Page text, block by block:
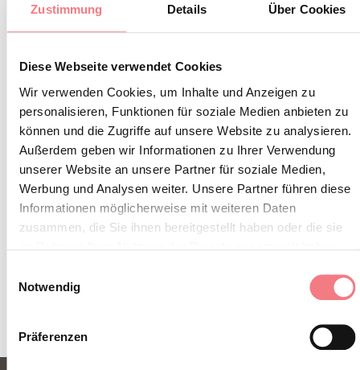
Zustimmung Details Über Cookies
Diese Webseite verwendet Cookies
Wir verwenden Cookies, um Inhalte und Anzeigen zu
personalisieren, Funktionen für soziale Medien anbieten zu
können und die Zugriffe auf unsere Website zu analysieren.
Außerdem geben wir Informationen zu Ihrer Verwendung
unserer Website an unsere Partner für soziale Medien,
Werbung und Analysen weiter. Unsere Partner führen diese
Informationen möglicherweise mit weiteren Daten
zusammen, die Sie ihnen bereitgestellt haben oder die sie
Notwendig
Präferenzen
KONTAKT
Sie erhalten Nachrichten, Informationen,
Reiserouten, Ideen und Tipps für Ihren Urlaub
zu jeder Jahreszeit.
ZUM NEWSLETTER ANMELDEN